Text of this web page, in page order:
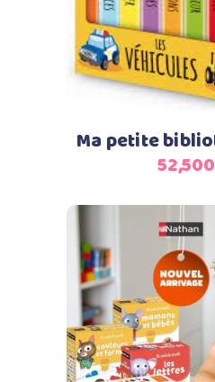
Ma petite
52,500
Ajouter